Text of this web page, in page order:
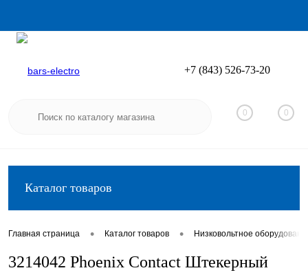
Вход
+7 (843) 526-73-20
0 0
Каталог товаров
Главная страница • Каталог товаров • Низковольтное
3214042 Phoenix Contact Штекерный